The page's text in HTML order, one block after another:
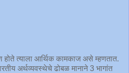
होते त्याला आर्थिक कामकाज असे म्हणतात.
अर्थव्यवस्थेचे ढोबळ मानाने 3 भागांत